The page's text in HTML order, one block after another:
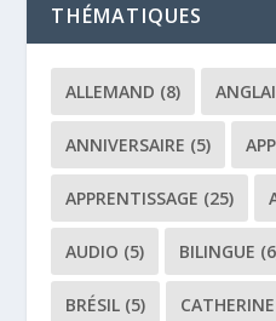
THÉMATIQUES
ALLEMAND (8)
ANNIVERSAIRE (5)
APPRENTISSAGE (25)
AUDIO (5) BILINGUE
BRÉSIL (5)